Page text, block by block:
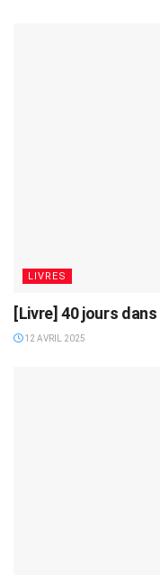
LIVRES
[Livre] 40 jours
12 AVRIL 2025